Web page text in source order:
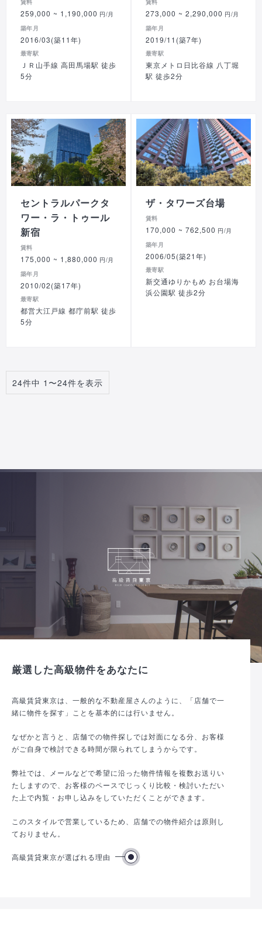
賃料
259,000 ~ 1,190,000 円/月
築年月
2016/03(築11年)
最寄駅
ＪＲ山手線 高田馬場駅 徒歩
5分
賃料
273,000 ~ 2,290,000 円/月
築年月
2019/11(築7年)
最寄駅
東京メトロ日比谷線 八丁堀
駅 徒歩2分
セントラルパークタ
ワー・ラ・トゥール
新宿
賃料
175,000 ~ 1,880,000 円/月
築年月
2010/02(築17年)
最寄駅
都営大江戸線 都庁前駅 徒歩
5分
ザ・タワーズ台場
賃料
170,000 ~ 762,500 円/月
築年月
2006/05(築21年)
最寄駅
新交通ゆりかもめ お台場海
浜公園駅 徒歩2分
24件中 1〜24件を表示
厳選した高級物件をあなたに
高級賃貸東京は、一般的な不動産屋さんのように、「店舗で一
緒に物件を探す」ことを基本的には行いません。
なぜかと言うと、店舗での物件探しでは対面になる分、お客様
がご自身で検討できる時間が限られてしまうからです。
弊社では、メールなどで希望に沿った物件情報を複数お送りい
たしますので、お客様のペースでじっくり比較・検討いただい
た上で内覧・お申し込みをしていただくことができます。
このスタイルで営業しているため、店舗での物件紹介は原則し
ておりません。
高級賃貸東京が選ばれる理由